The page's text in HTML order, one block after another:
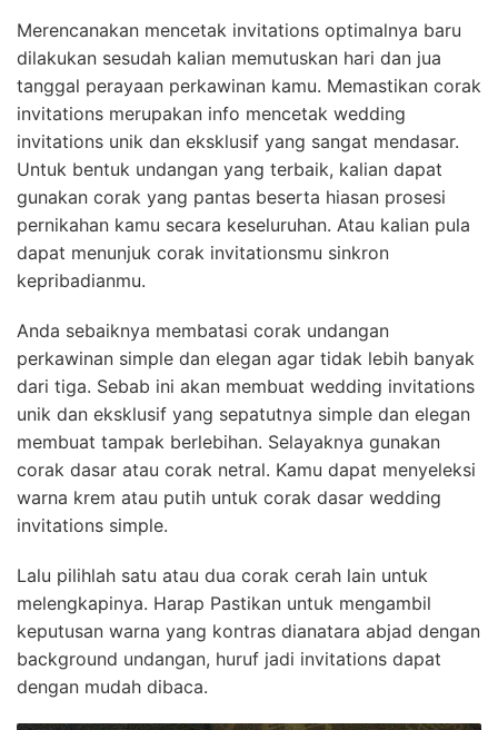
Merencanakan mencetak invitations optimalnya baru
dilakukan sesudah kalian memutuskan hari dan jua
tanggal perayaan perkawinan kamu. Memastikan corak
invitations merupakan info mencetak wedding
invitations unik dan eksklusif yang sangat mendasar.
Untuk bentuk undangan yang terbaik, kalian dapat
gunakan corak yang pantas beserta hiasan prosesi
pernikahan kamu secara keseluruhan. Atau kalian pula
dapat menunjuk corak invitationsmu sinkron
kepribadianmu.
Anda sebaiknya membatasi corak undangan
perkawinan simple dan elegan agar tidak lebih banyak
dari tiga. Sebab ini akan membuat wedding invitations
unik dan eksklusif yang sepatutnya simple dan elegan
membuat tampak berlebihan. Selayaknya gunakan
corak dasar atau corak netral. Kamu dapat menyeleksi
warna krem atau putih untuk corak dasar wedding
invitations simple.
Lalu pilihlah satu atau dua corak cerah lain untuk
melengkapinya. Harap Pastikan untuk mengambil
keputusan warna yang kontras dianatara abjad dengan
background undangan, huruf jadi invitations dapat
dengan mudah dibaca.